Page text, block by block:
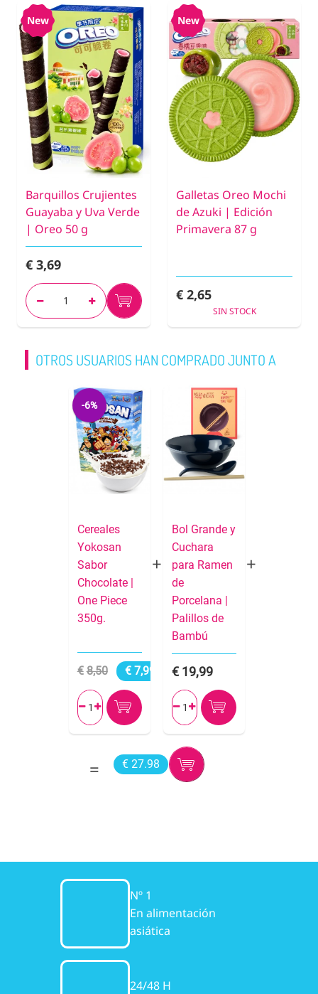
New
Barquillos Crujientes
Guayaba y Uva Verde
| Oreo 50 g
€ 3,69
New
Galletas Oreo Mochi
de Azuki | Edición
Primavera 87 g
€ 2,65
SIN STOCK
OTROS USUARIOS HAN COMPRADO JUNTO A
-6%
Cereales
Yokosan
Sabor
Chocolate |
One Piece
350g.
8,50 7,99
 
Bol Grande y
Cuchara
para Ramen
de
Porcelana |
Palillos de
Bambú
19,99
 
€ 27.98
Nº 1
En alimentación
asiática
24/48 H